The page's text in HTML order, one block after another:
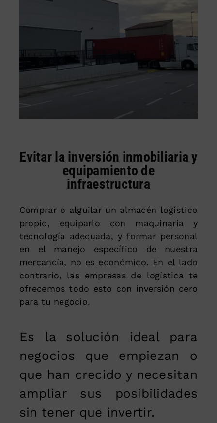
Evitar la inversión inmobiliaria y
equipamiento de
infraestructura
Comprar o alguilar un almacén logístico
propio, equiparlo con maquinaria y
tecnología adecuada, y formar personal
en el manejo específico de nuestra
mercancía, no es económico. En el lado
contrario, las empresas de logística te
ofrecemos todo esto con inversión cero
para tu negocio.
Es la solución ideal para
negocios que empiezan o
que han crecido y necesitan
ampliar sus posibilidades
sin tener que invertir.